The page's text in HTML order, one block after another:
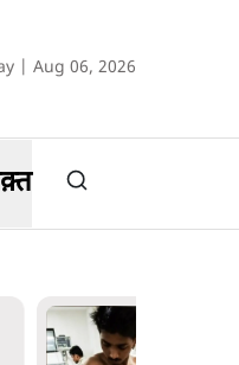
| Aug 06, 2026